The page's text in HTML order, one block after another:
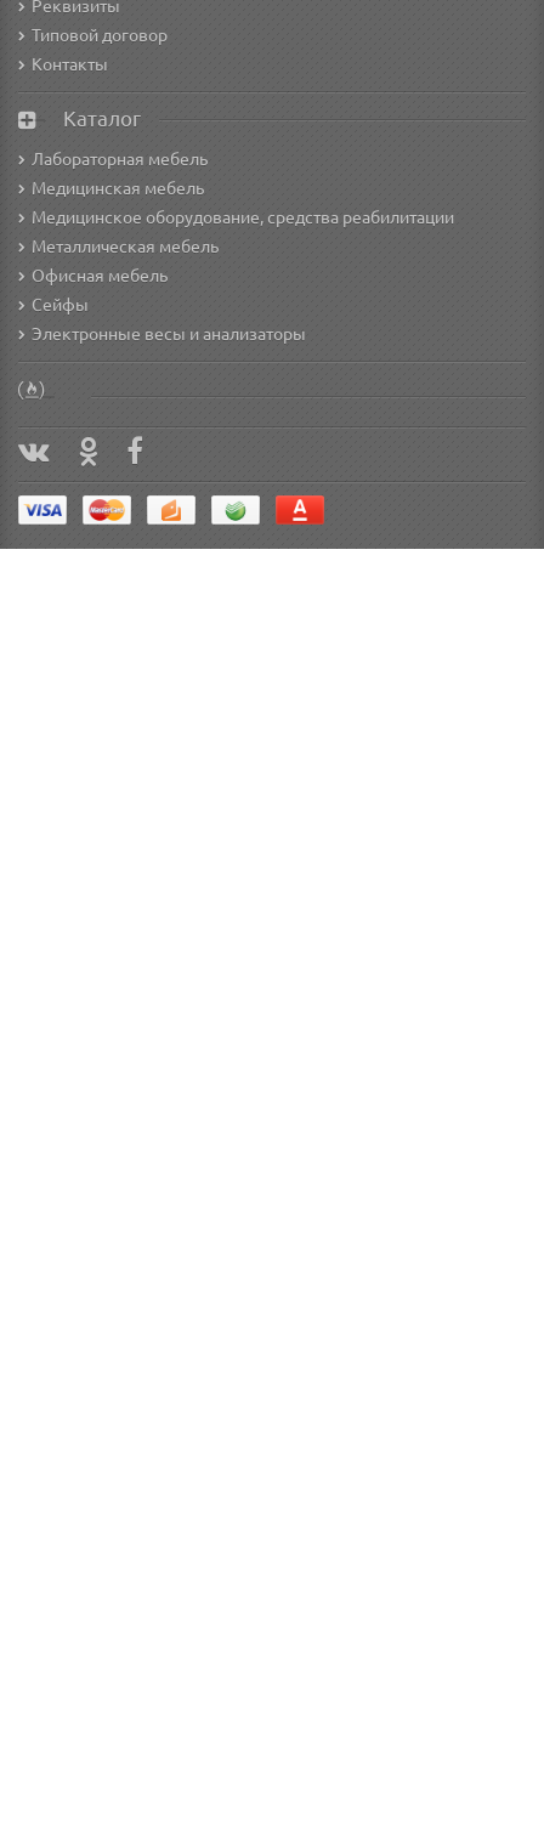
Реквизиты
Типовой договор
Контакты
Каталог
Лабораторная мебель
Медицинская мебель
Медицинское оборудование, средства реабилитации
Металлическая мебель
Офисная мебель
Сейфы
Электронные весы и анализаторы